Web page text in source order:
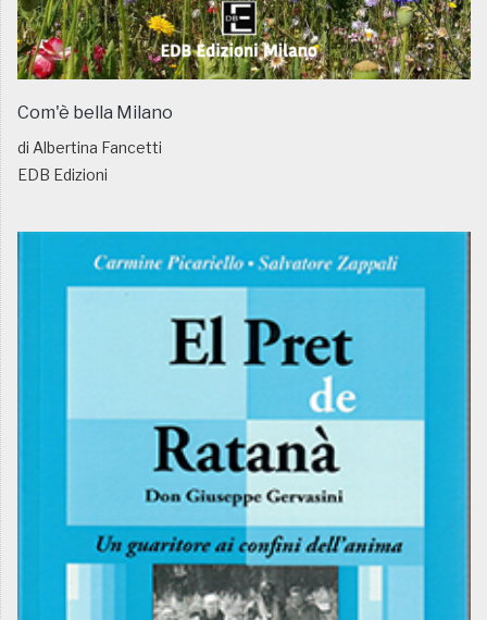
Com'è bella Milano
di Albertina Fancetti
EDB Edizioni